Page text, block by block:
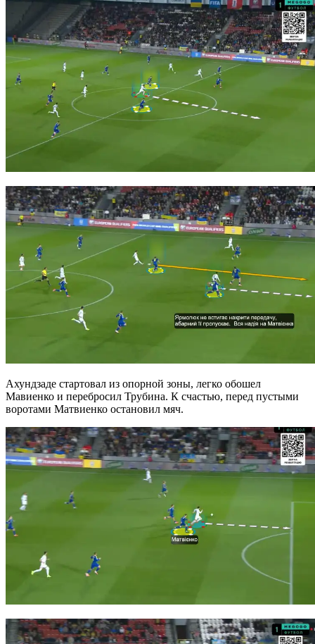
Ахундзаде стартовал из опорной зоны, легко обошел
Мавиенко и перебросил Трубина. К счастью, перед пустыми
воротами Матвиенко остановил мяч.